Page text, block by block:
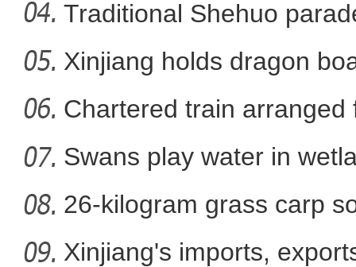
【寻味伊犁】伊
wort
Traditional Shehuo
Xinjiang holds dragon
Chartered train
Swans play water in
26-kilogram grass carp
win
Xinjiang's imports,